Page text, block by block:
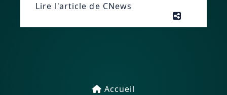
Lire l'article de CNews
Accueil